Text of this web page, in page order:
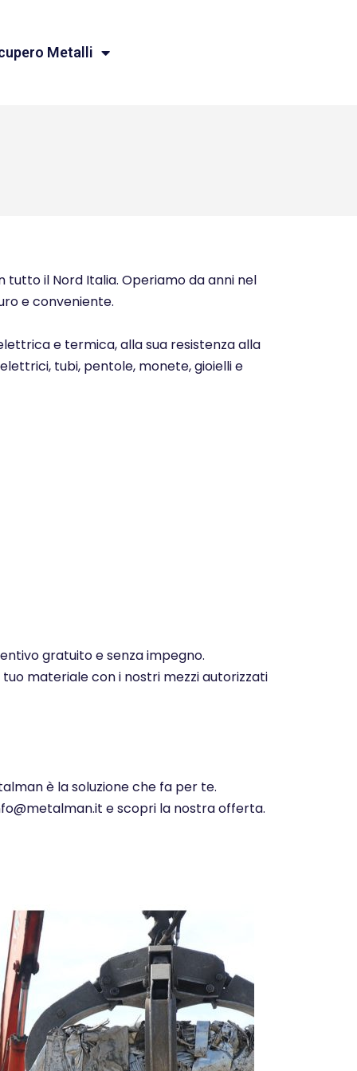
Metalli
tutto il Nord Italia. Operiamo da anni nel
e conveniente.
e termica, alla sua resistenza alla
tubi, pentole, monete, gioielli e
gratuito e senza impegno.
materiale con i nostri mezzi autorizzati
è la soluzione che fa per te.
e scopri la nostra offerta.